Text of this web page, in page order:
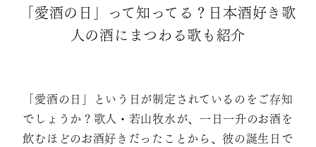
「愛酒の日」って知ってる？日本酒好き歌
人の酒にまつわる歌も紹介
「愛酒の日」という日が制定されているのをご存知
でしょうか？歌人・若山牧水が、一日一升のお酒を
飲むほどのお酒好きだったことから、彼の誕生日で